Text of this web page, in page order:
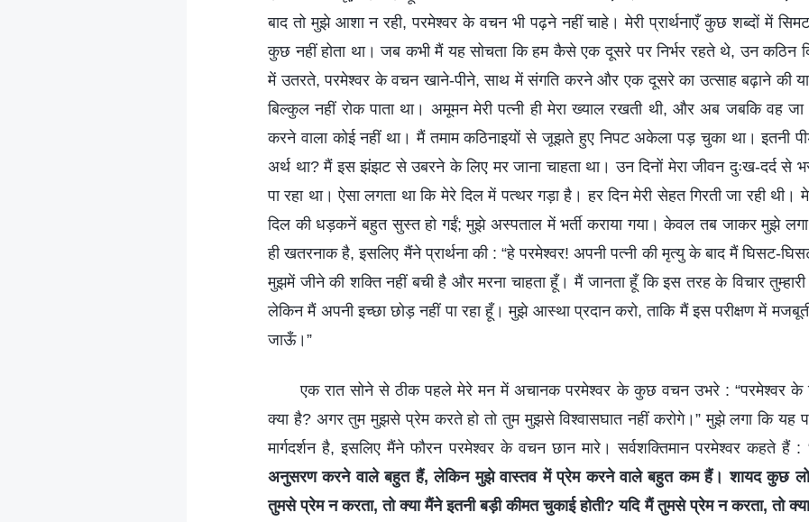
बाद तो मुझे आशा न रही, परमेश्वर के वचन भी पढ़ने नहीं चाहे। मेरी प्रार्थनाएँ कुछ शब्दों में
कुछ नहीं होता था। जब कभी मैं यह सोचता कि हम कैसे एक दूसरे पर निर्भर रहते थे, उन कठिन
में उतरते, परमेश्वर के वचन खाने-पीने, साथ में संगति करने और एक दूसरे का उत्साह बढ़ाने की
बिल्कुल नहीं रोक पाता था। अमूमन मेरी पत्नी ही मेरा ख्याल रखती थी, और अब जबकि वह
करने वाला कोई नहीं था। मैं तमाम कठिनाइयों से जूझते हुए निपट अकेला पड़ चुका था। इतनी
अर्थ था? मैं इस झंझट से उबरने के लिए मर जाना चाहता था। उन दिनों मेरा जीवन दुःख-दर्द से
पा रहा था। ऐसा लगता था कि मेरे दिल में पत्थर गड़ा है। हर दिन मेरी सेहत गिरती जा रही थी।
दिल की धड़कनें बहुत सुस्त हो गईं; मुझे अस्पताल में भर्ती कराया गया। केवल तब जाकर मुझे
ही खतरनाक है, इसलिए मैंने प्रार्थना की : “हे परमेश्वर! अपनी पत्नी की मृत्यु के बाद मैं घिसट-
मुझमें जीने की शक्ति नहीं बची है और मरना चाहता हूँ। मैं जानता हूँ कि इस तरह के विचार
लेकिन मैं अपनी इच्छा छोड़ नहीं पा रहा हूँ। मुझे आस्था प्रदान करो, ताकि मैं इस परीक्षण में
जाऊँ।”
एक रात सोने से ठीक पहले मेरे मन में अचानक परमेश्वर के कुछ वचन उभरे : “परमेश्वर के
क्या है? अगर तुम मुझसे प्रेम करते हो तो तुम मुझसे विश्वासघात नहीं करोगे।” मुझे लगा कि यह
मार्गदर्शन है, इसलिए मैंने फौरन परमेश्वर के वचन छान मारे। सर्वशक्तिमान परमेश्वर कहते हैं :
अनुसरण करने वाले बहुत हैं, लेकिन मुझे वास्तव में प्रेम करने वाले बहुत कम हैं। शायद कुछ
तुमसे प्रेम न करता, तो क्या मैंने इतनी बड़ी कीमत चुकाई होती? यदि मैं तुमसे प्रेम न करता, तो